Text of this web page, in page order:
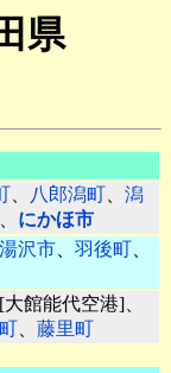
県
、 八郎潟町、 潟
、 にかほ市
湯沢市、 羽後町、
[大館能代空港]、
、 藤里町